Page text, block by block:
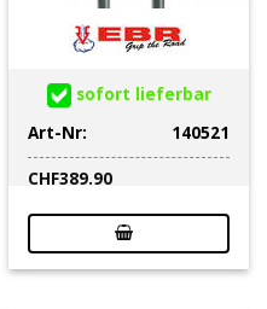
sofort lieferbar
Art-Nr:
140521
CHF389.90